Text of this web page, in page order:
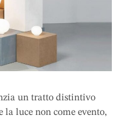
un tratto distintivo
luce non come evento,